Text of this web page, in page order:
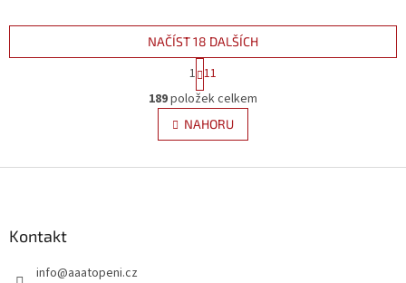
O
v
l
á
NAČÍST 18 DALŠÍCH
S
t
r
á
n
k
v
1 11
189položek celkem
NAHORU
Kontakt
info@aaatopeni.cz